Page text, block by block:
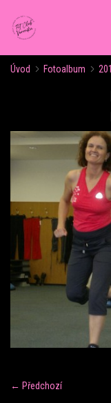
ROZVRH CVIČENÍ
KALENDÁŘ AKCÍ
FORMY CVIČENÍ
VÝŽIVOVÉ
Úvod Fotoalbum
← Předchozí